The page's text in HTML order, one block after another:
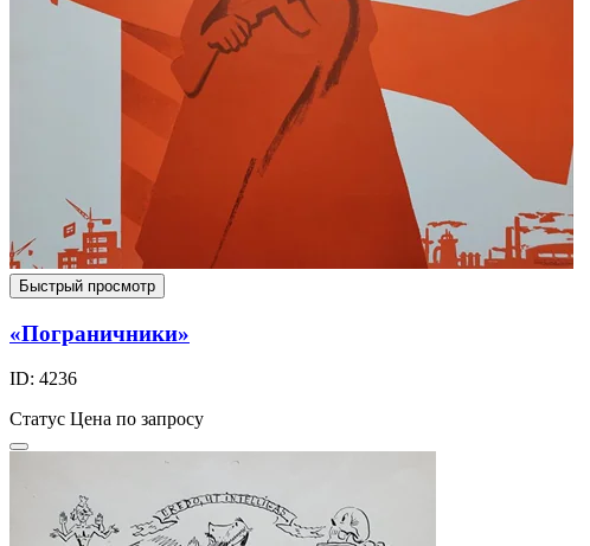
Быстрый просмотр
«Пограничники»
ID: 4236
Статус Цена по запросу